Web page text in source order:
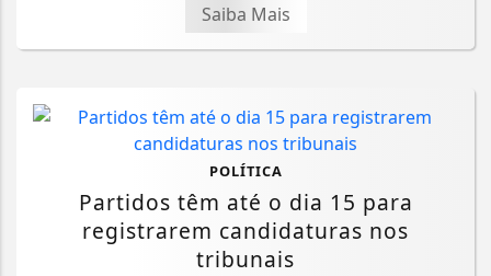
Saiba Mais
POLÍTICA
Partidos têm até o dia 15 para
registrarem candidaturas nos
tribunais